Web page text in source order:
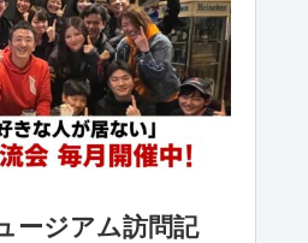
ージアム訪問記